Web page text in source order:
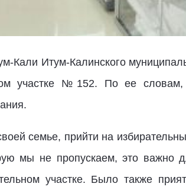
Кали Итум-Калинского
участке №152. По ее
семье, прийти на
мы не пропускаем, это важно
участке. Было также